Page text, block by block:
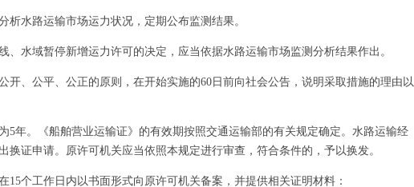
路运输市场运力状况，定期公布监测结果。
水域暂停新增运力许可的决定，应当依据水路运输市场监测分析结果作出。
、公平、公正的原则，在开始实施的60日前向社会公告，说明采取措施的理由以
。《船舶营业运输证》的有效期按照交通运输部的有关规定确定。水路运输经
证申请。原许可机关应当依照本规定进行审查，符合条件的，予以换发。
工作日内以书面形式向原许可机关备案，并提供相关证明材料：